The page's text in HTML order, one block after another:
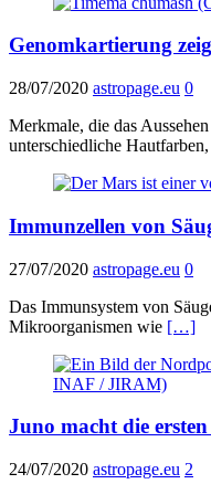
Genomkartierung
28/07/2020 astropage.eu 0
Merkmale, die das
unterschiedliche
Immunzellen von
27/07/2020 astropage.eu 0
Das Immunsystem von
Mikroorganismen wie […]
Juno macht die
24/07/2020 astropage.eu 2